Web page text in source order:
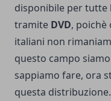
disponibile per tutte
tramite DVD, poichè
italiani non
questo campo
sappiamo fare, ora
questa